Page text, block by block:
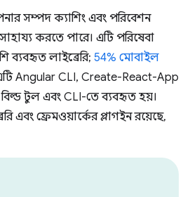
সম্পদ ক্যাশিং এবং পরিবেশন
করতে পারে। এটি পরিষেবা
ব্যবহৃত লাইব্রেরি; 54% মোবাইল
Angular CLI, Create-React-App
টুল এবং CLI-তে ব্যবহৃত হয়।
এবং ফ্রেমওয়ার্কের প্লাগইন রয়েছে,